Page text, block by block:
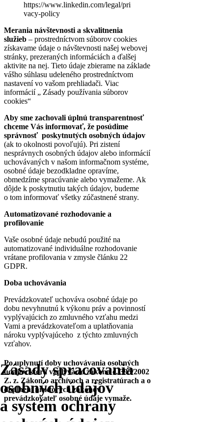
Zásady spracovania
osobných údajov
a systém ochrany
https://www.linkedin.com/legal/pri
vacy-policy
Merania návštevnosti a skvalitnenia
služieb – prostredníctvom súborov cookies
získavame údaje o návštevnosti našej webovej
stránky, prezeraných informáciách a ďalšej
aktivite na nej. Tieto údaje zbierame na základe
vášho súhlasu udeleného prostredníctvom
nastavení vo vašom prehliadači. Viac
informácií „ Zásady používania súborov
cookies“
Aby sme zachovali úplnú transparentnosť
chceme Vás informovať, že posúdime
správnosť poskytnutých osobných údajov
(ak to okolnosti povoľujú). Pri zistení
nesprávnych osobných údajov alebo informácií
uchovávaných v našom informačnom systéme,
osobné údaje bezodkladne opravíme,
obmedzíme spracúvanie alebo vymažeme. Ak
dôjde k poskytnutiu takých údajov, budeme
o tom informovať všetky zúčastnené strany.
Automatizované rozhodovanie a
profilovanie
Vaše osobné údaje nebudú použité na
automatizované individuálne rozhodovanie
vrátane profilovania v zmysle článku 22
GDPR.
Doba uchovávania
Prevádzkovateľ uchováva osobné údaje po
dobu nevyhnutnú k výkonu práv a povinností
vyplývajúcich zo zmluvného vzťahu medzi
Vami a prevádzkovateľom a uplatňovania
nároku vyplývajúceho z týchto zmluvných
vzťahov.
Po uplynutí doby uchovávania osobných
údajov ktorá vyplýva zo zákona č. 395/2002
Z. z. Zákon o archívoch a registratúrach a o
doplnení niektorých zákonov
prevádzkovateľ osobné údaje vymaže.